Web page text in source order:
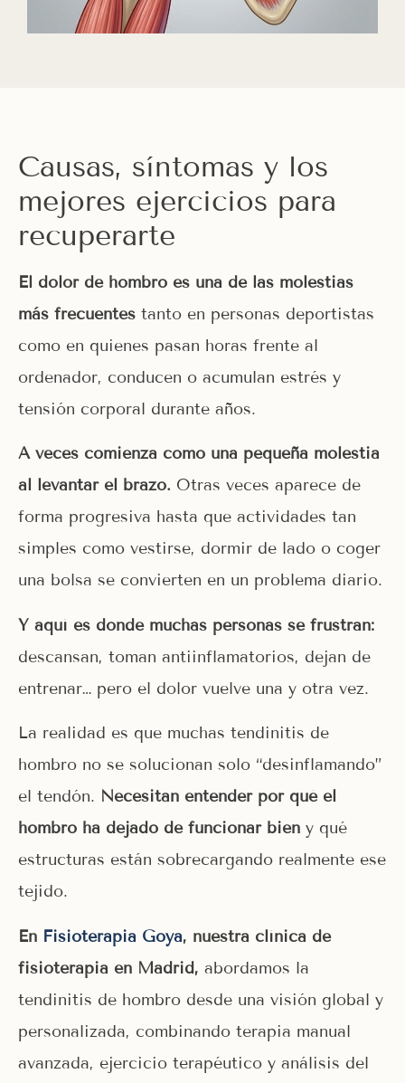
Causas, síntomas y los
mejores ejercicios para
recuperarte
El dolor de hombro es una de las molestias
más frecuentes tanto en personas deportistas
como en quienes pasan horas frente al
ordenador, conducen o acumulan estrés y
tensión corporal durante años.
A veces comienza como una pequeña molestia
al levantar el brazo. Otras veces aparece de
forma progresiva hasta que actividades tan
simples como vestirse, dormir de lado o coger
una bolsa se convierten en un problema diario.
Y aquí es donde muchas personas se frustran:
descansan, toman antiinflamatorios, dejan de
entrenar… pero el dolor vuelve una y otra vez.
La realidad es que muchas tendinitis de
hombro no se solucionan solo “desinflamando”
el tendón. Necesitan entender por qué el
hombro ha dejado de funcionar bien y qué
estructuras están sobrecargando realmente ese
tejido.
En Fisioterapia Goya, nuestra clínica de
fisioterapia en Madrid, abordamos la
tendinitis de hombro desde una visión global y
personalizada, combinando terapia manual
avanzada, ejercicio terapéutico y análisis del